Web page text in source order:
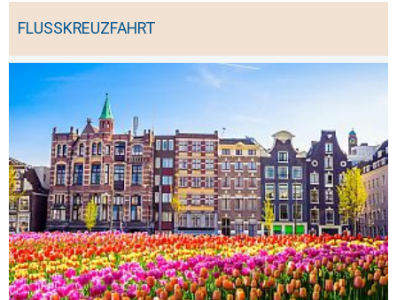
FLUSSKREUZFAHRT